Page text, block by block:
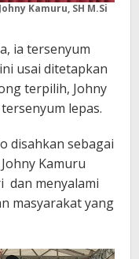
Kamuru, SH M.Si
ia tersenyum
usai ditetapkan
terpilih, Johny
lepas.
disahkan sebagai
Kamuru
dan menyalami
masyarakat yang